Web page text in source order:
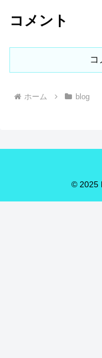
コメント
コ
ホーム blog
© 2025